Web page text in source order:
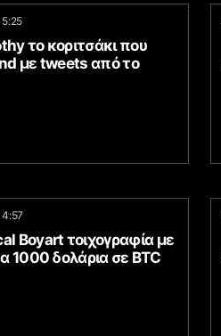
το κοριτσάκι που
με tweets από το
Boyart τοιχογραφία με
1000 δολάρια σε BTC